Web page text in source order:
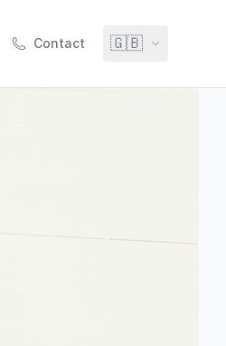
Contact 🇬🇧